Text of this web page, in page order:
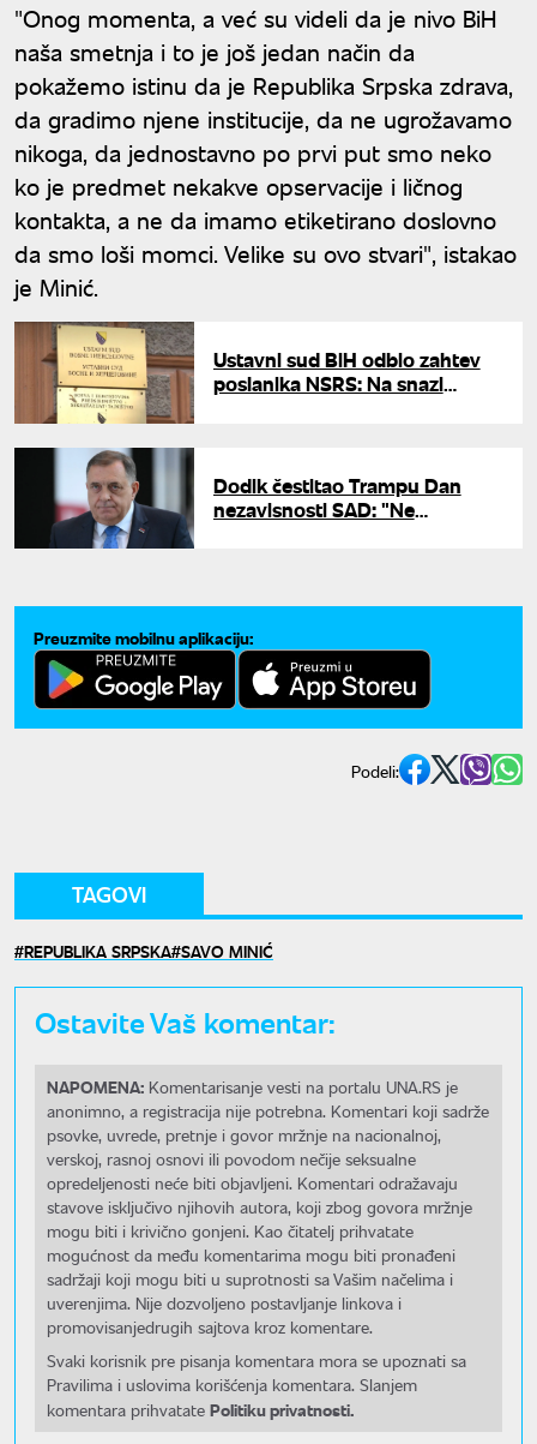
"Onog momenta, a već su videli da je nivo BiH
naša smetnja i to je još jedan način da
pokažemo istinu da je Republika Srpska zdrava,
da gradimo njene institucije, da ne ugrožavamo
nikoga, da jednostavno po prvi put smo neko
ko je predmet nekakve opservacije i ličnog
kontakta, a ne da imamo etiketirano doslovno
da smo loši momci. Velike su ovo stvari", istakao
je Minić.
Ustavni sud BiH odbio zahtev
poslanika NSRS: Na snazi
Dodik čestitao Trampu Dan
nezavisnosti SAD: "Ne
Preuzmite mobilnu aplikaciju:
Podeli:
TAGOVI
REPUBLIKA SRPSKA SAVO MINIĆ
Ostavite Vaš komentar:
NAPOMENA: Komentarisanje vesti na portalu UNA.RS je
anonimno, a registracija nije potrebna. Komentari koji sadrže
psovke, uvrede, pretnje i govor mržnje na nacionalnoj,
verskoj, rasnoj osnovi ili povodom nečije seksualne
opredeljenosti neće biti objavljeni. Komentari odražavaju
stavove isključivo njihovih autora, koji zbog govora mržnje
mogu biti i krivično gonjeni. Kao čitatelj prihvatate
mogućnost da među komentarima mogu biti pronađeni
sadržaji koji mogu biti u suprotnosti sa Vašim načelima i
uverenjima. Nije dozvoljeno postavljanje linkova i
promovisanjedrugih sajtova kroz komentare.
Svaki korisnik pre pisanja komentara mora se upoznati sa
Pravilima i uslovima korišćenja komentara. Slanjem
komentara prihvatate Politiku privatnosti.